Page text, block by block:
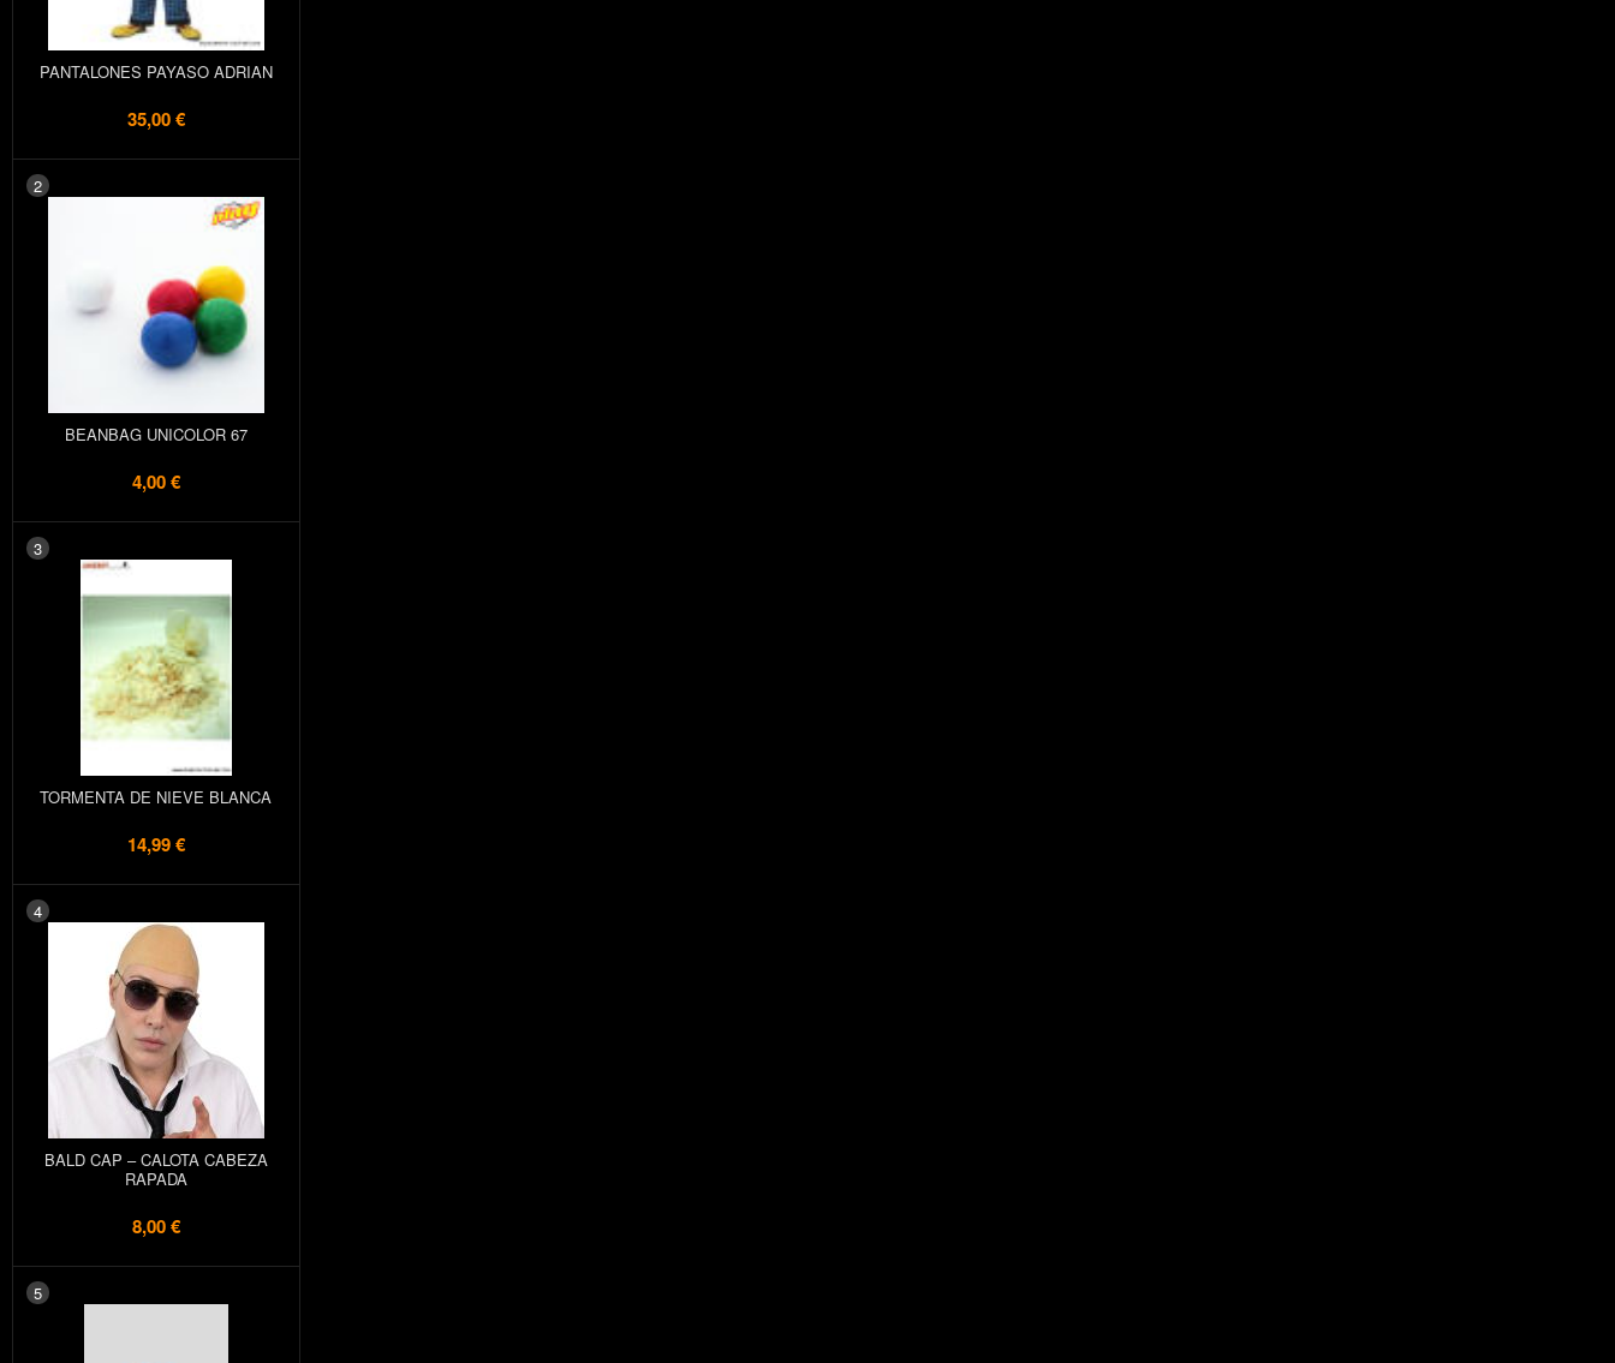
PANTALONES PAYASO ADRIAN
35,00 €
2
BEANBAG UNICOLOR 67
4,00 €
3
TORMENTA DE NIEVE BLANCA
14,99 €
4
BALD CAP – CALOTA CABEZA
RAPADA
8,00 €
5